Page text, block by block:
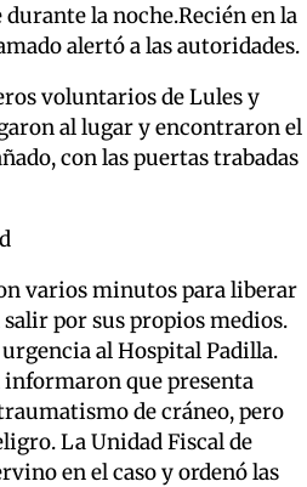
la noche.Recién en la
alertó a las autoridades.
voluntarios de Lules y
al lugar y encontraron el
con las puertas trabadas
varios minutos para liberar
por sus propios medios.
al Hospital Padilla.
informaron que presenta
de cráneo, pero
La Unidad Fiscal de
en el caso y ordenó las